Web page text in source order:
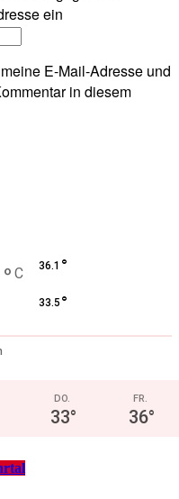
ein
E-Mail-Adresse und
in diesem
° C 36.1 °
33.5 °
DO.
33°
FR.
36°